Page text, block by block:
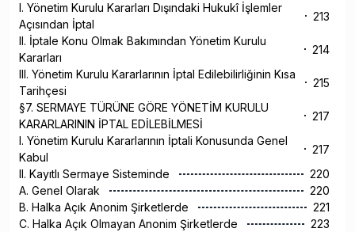
I. Yönetim Kurulu Kararları Dışındaki Hukukî İşlemler
Açısından İptal
213
II. İptale Konu Olmak Bakımından Yönetim Kurulu
Kararları
214
III. Yönetim Kurulu Kararlarının İptal Edilebilirliğinin Kısa
Tarihçesi
215
§7. SERMAYE TÜRÜNE GÖRE YÖNETİM KURULU
KARARLARININ İPTAL EDİLEBİLMESİ
217
I. Yönetim Kurulu Kararlarının İptali Konusunda Genel
Kabul
217
II. Kayıtlı Sermaye Sisteminde
220
A. Genel Olarak
220
B. Halka Açık Anonim Şirketlerde
221
C. Halka Açık Olmayan Anonim Şirketlerde
223